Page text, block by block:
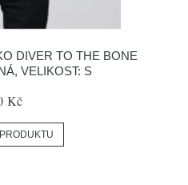
DIVER TO THE BONE
VELIKOST: S
Kč